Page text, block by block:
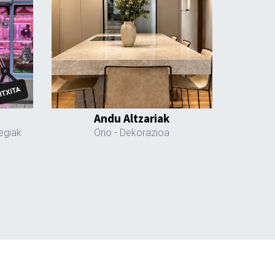
Andu Altzariak
Orio - Dekorazioa